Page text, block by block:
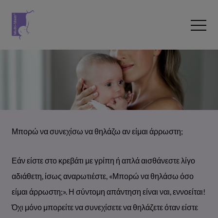
Μπορώ να συνεχίσω να θηλάζω αν είμαι άρρωστη;
Εάν είστε στο κρεβάτι με γρίπη ή απλά αισθάνεστε λίγο
αδιάθετη, ίσως αναρωτιέστε, «Μπορώ να θηλάσω όσο
είμαι άρρωστη;». Η σύντομη απάντηση είναι ναι, εννοείται!
Όχι μόνο μπορείτε να συνεχίσετε να θηλάζετε όταν είστε